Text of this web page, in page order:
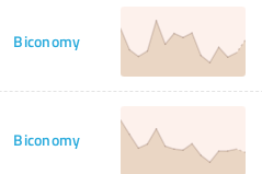
Biconomy
Biconomy